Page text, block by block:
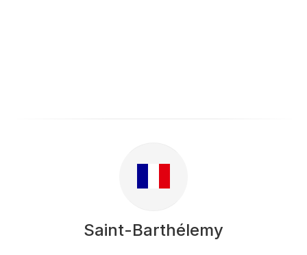
Saint-Barthélemy